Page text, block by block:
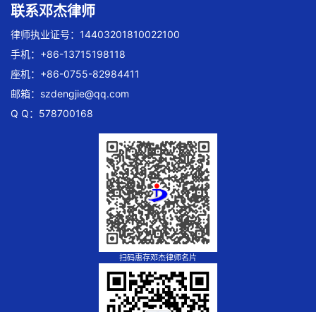
联系邓杰律师
律师执业证号：14403201810022100
手机：+86-13715198118
座机：+86-0755-82984411
邮箱： szdengjie@qq.com
Q Q：578700168
扫码惠存邓杰律师名片